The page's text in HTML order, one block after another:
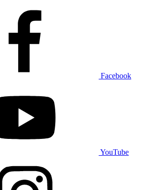
Facebook
YouTube